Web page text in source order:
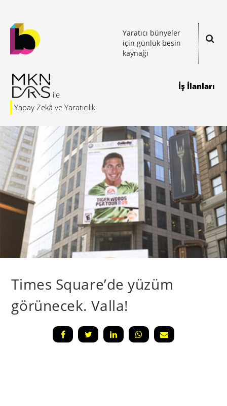
Yaratıcı bünyeler
için günlük besin
kaynağı
Yapay Zekâ ve Yaratıcılık
İş İlanları
Times Square’de yüzüm
görünecek. Valla!